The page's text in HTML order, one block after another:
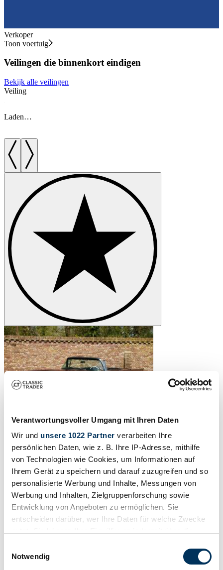
Verantwortungsvoller Umgang mit Ihren Daten
Wir und unsere 1022 Partner verarbeiten Ihre
persönlichen Daten, wie z. B. Ihre IP-Adresse, mithilfe
von Technologien wie Cookies, um Informationen auf
Ihrem Gerät zu speichern und darauf zuzugreifen und so
personalisierte Werbung und Inhalte, Messungen von
Werbung und Inhalten, Zielgruppenforschung sowie
Entwicklung von Angeboten zu ermöglichen. Sie
entscheiden darüber, wer Ihre Daten für welche Zwecke
Trigger Symbol ändern oder widerrufen
Notwendig
Verkoper
Toon voertuig
Veilingen die binnenkort eindigen
Bekijk alle veilingen
Veiling
Laden…